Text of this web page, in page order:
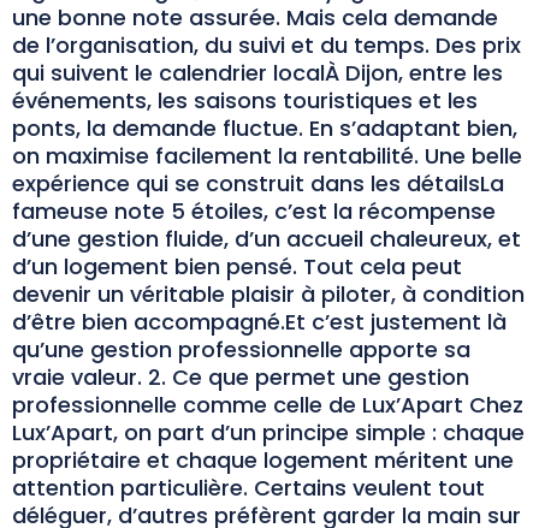
une bonne note assurée. Mais cela demande
de l’organisation, du suivi et du temps. Des prix
qui suivent le calendrier localÀ Dijon, entre les
événements, les saisons touristiques et les
ponts, la demande fluctue. En s’adaptant bien,
on maximise facilement la rentabilité. Une belle
expérience qui se construit dans les détailsLa
fameuse note 5 étoiles, c’est la récompense
d’une gestion fluide, d’un accueil chaleureux, et
d’un logement bien pensé. Tout cela peut
devenir un véritable plaisir à piloter, à condition
d’être bien accompagné.Et c’est justement là
qu’une gestion professionnelle apporte sa
vraie valeur. 2. Ce que permet une gestion
professionnelle comme celle de Lux’Apart Chez
Lux’Apart, on part d’un principe simple : chaque
propriétaire et chaque logement méritent une
attention particulière. Certains veulent tout
déléguer, d’autres préfèrent garder la main sur